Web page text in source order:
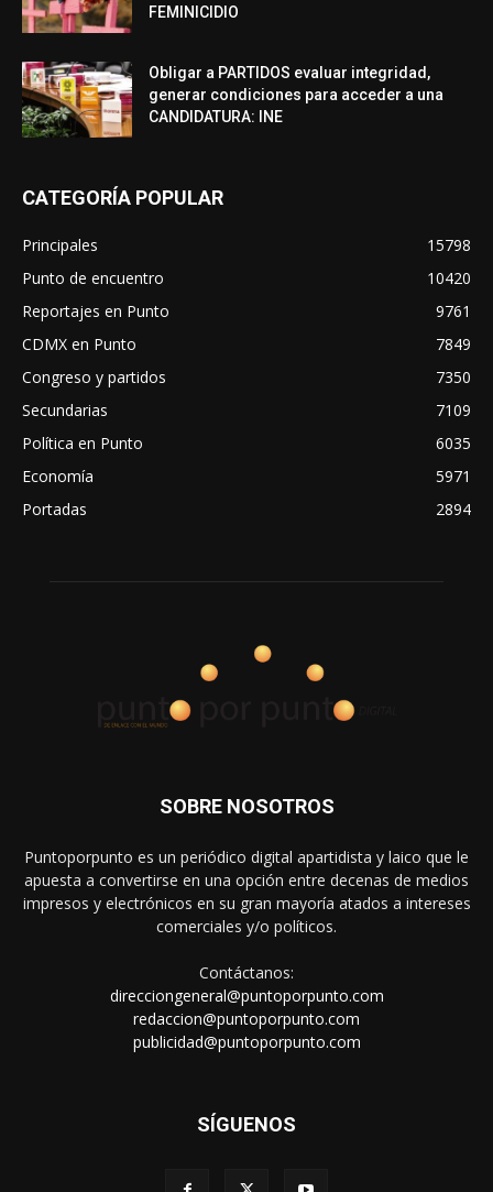
FEMINICIDIO
Obligar a PARTIDOS evaluar integridad,
generar condiciones para acceder a una
CANDIDATURA: INE
CATEGORÍA POPULAR
Principales
15798
Punto de encuentro
10420
Reportajes en Punto
9761
CDMX en Punto
7849
Congreso y partidos
7350
Secundarias
7109
Política en Punto
6035
Economía
5971
Portadas
2894
SOBRE NOSOTROS
Puntoporpunto es un periódico digital apartidista y laico que le
apuesta a convertirse en una opción entre decenas de medios
impresos y electrónicos en su gran mayoría atados a intereses
comerciales y/o políticos.
Contáctanos:
direcciongeneral@puntoporpunto.com
redaccion@puntoporpunto.com
publicidad@puntoporpunto.com
SÍGUENOS